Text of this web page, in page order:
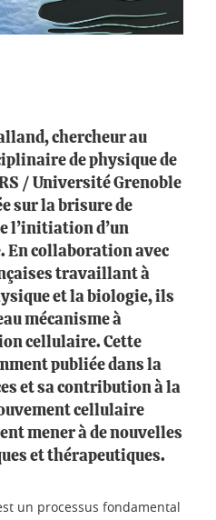
chercheur au
de physique de
/ Université Grenoble
sur la brisure de
l’initiation d’un
En collaboration avec
travaillant à
et la biologie, ils
mécanisme à
cellulaire. Cette
publiée dans la
et sa contribution à la
cellulaire
mener à de nouvelles
et thérapeutiques.
un processus fondamental